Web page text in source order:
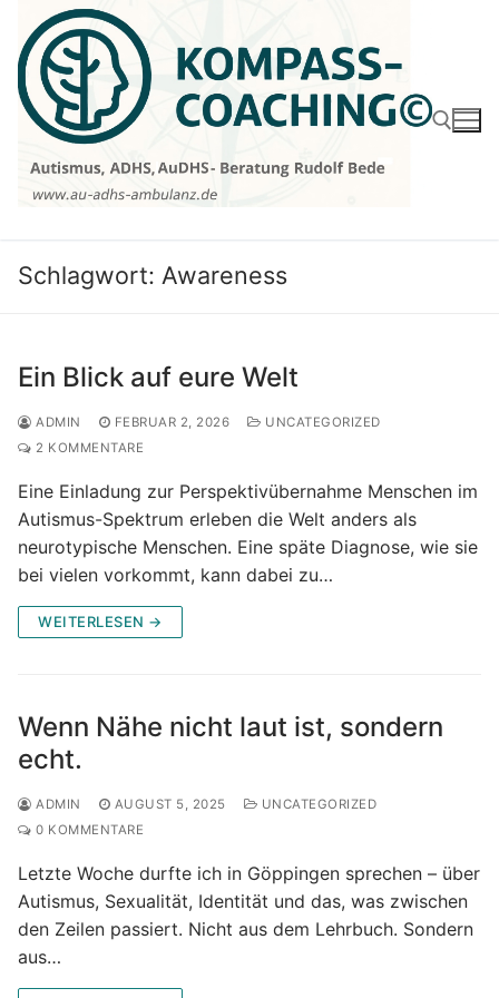
Inhalt
springen
Schlagwort: Awareness
Ein Blick auf eure Welt
ADMIN FEBRUAR 2, 2026
UNCATEGORIZED
2 KOMMENTARE
Eine Einladung zur Perspektivübernahme Menschen im
Autismus-Spektrum erleben die Welt anders als
neurotypische Menschen. Eine späte Diagnose, wie sie
bei vielen vorkommt, kann dabei zu…
WEITERLESEN →
Wenn Nähe nicht laut ist, sondern
echt.
ADMIN AUGUST 5, 2025
UNCATEGORIZED
0 KOMMENTARE
Letzte Woche durfte ich in Göppingen sprechen – über
Autismus, Sexualität, Identität und das, was zwischen
den Zeilen passiert. Nicht aus dem Lehrbuch. Sondern
aus…